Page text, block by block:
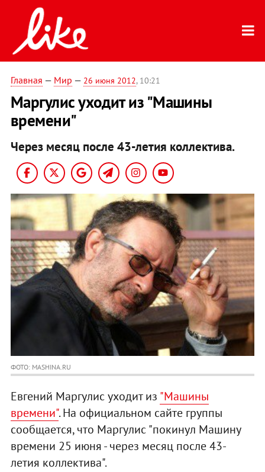
Главная — Мир — 26 июня 2012, 10:21
Маргулис уходит из "Машины
времени"
Через месяц после 43-летия коллектива.
ФОТО: MASHINA.RU
Евгений Маргулис уходит из "Машины
времени". На официальном сайте группы
сообщается, что Маргулис "покинул Машину
времени 25 июня - через месяц после 43-
летия коллектива".